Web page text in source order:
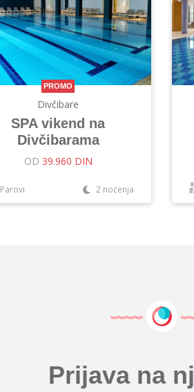
PROMO
Divčibare
SPA vikend na
Divčibarama
OD 39.960 DIN
Parovi 2 noćenja
Prijava na